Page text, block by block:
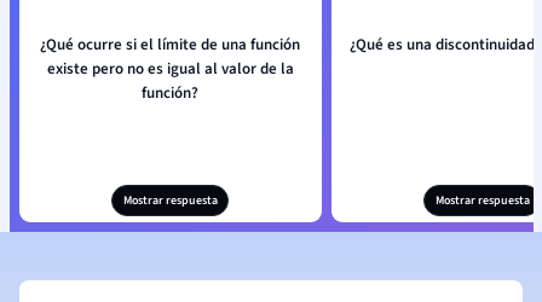
¿Qué ocurre si el límite de una función
existe pero no es igual al valor de la
función?
Mostrar respuesta
¿Qué es una discontinuidad
Mostrar respuesta